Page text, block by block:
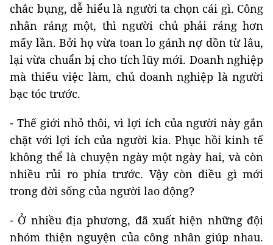
chắc bụng, dễ hiểu là người ta chọn cái gì. Công
nhân ráng một, thì người chủ phải ráng hơn
mấy lần. Bởi họ vừa toan lo gánh nợ dồn từ lâu,
lại vừa chuẩn bị cho tích lũy mới. Doanh nghiệp
mà thiếu việc làm, chủ doanh nghiệp là người
bạc tóc trước.
- Thế giới nhỏ thôi, vì lợi ích của người này gắn
chặt với lợi ích của người kia. Phục hồi kinh tế
không thể là chuyện ngày một ngày hai, và còn
nhiều rủi ro phía trước. Vậy còn điều gì mới
trong đời sống của người lao động?
- Ở nhiều địa phương, đã xuất hiện những đội
nhóm thiện nguyện của công nhân giúp nhau.